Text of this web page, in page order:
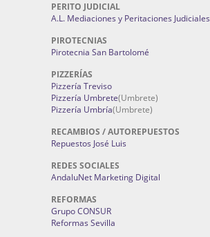
PERITO JUDICIAL
A.L. Mediaciones y Peritaciones Judiciales
PIROTECNIAS
Pirotecnia San Bartolomé
PIZZERÍAS
Pizzería Treviso
Pizzería Umbrete(Umbrete)
Pizzería Umbría(Umbrete)
RECAMBIOS / AUTOREPUESTOS
Repuestos José Luis
REDES SOCIALES
AndaluNet Marketing Digital
REFORMAS
Grupo CONSUR
Reformas Sevilla